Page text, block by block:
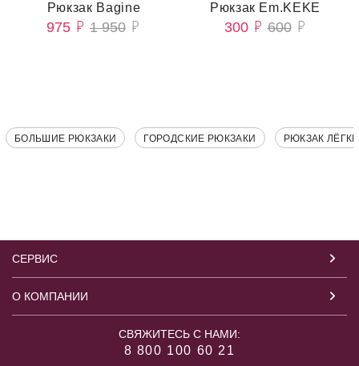
Рюкзак Bagine
975 1 950
Рюкзак Em.KEKE
300 600
БОЛЬШИЕ РЮКЗАКИ ГОРОДСКИЕ РЮКЗАКИ РЮКЗАК
СЕРВИС
О КОМПАНИИ
СВЯЖИТЕСЬ С НАМИ:
8 800 100 60 21